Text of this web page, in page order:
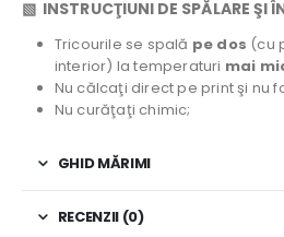
▧ INSTRUCŢIUNI DE SPĂLARE ŞI
Tricourile se spală pe dos (cu
interior) la temperaturi mai
Nu călcaţi direct pe print şi nu
Nu curăţaţi chimic;
GHID MĂRIMI
RECENZII (0)